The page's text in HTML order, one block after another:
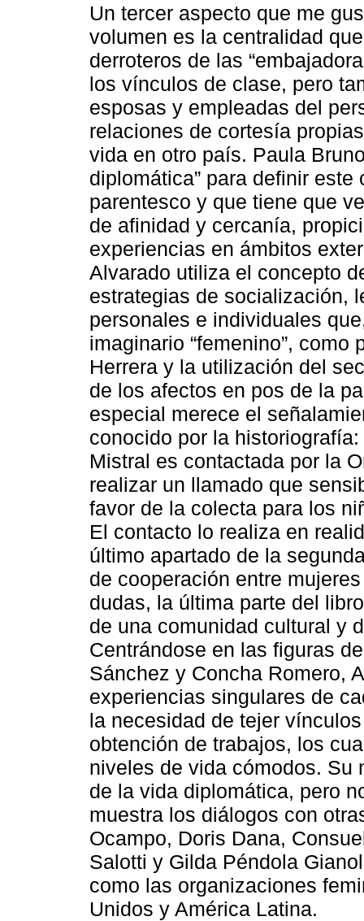
Un tercer aspecto que me
volumen es la centralidad
derroteros de las
los vínculos de clase, pero
esposas y empleadas del
relaciones de cortesía
vida en otro país. Paula
diplomática” para definir
parentesco y que tiene que
de afinidad y cercanía,
experiencias en ámbitos
Alvarado utiliza el concepto
estrategias de socialización,
personales e individuales
imaginario “femenino”,
Herrera y la utilización del
de los afectos en pos de la
especial merece el
conocido por la
Mistral es contactada por la
realizar un llamado que
favor de la colecta para los
El contacto lo realiza en
último apartado de la
de cooperación entre
dudas, la última parte del
de una comunidad cultural y
Centrándose en las figuras
Sánchez y Concha Romero,
experiencias singulares de
la necesidad de tejer
obtención de trabajos, los
niveles de vida cómodos. Su
de la vida diplomática, pero
muestra los diálogos con
Ocampo, Doris Dana,
Salotti y Gilda Péndola
como las organizaciones
Unidos y América Latina.